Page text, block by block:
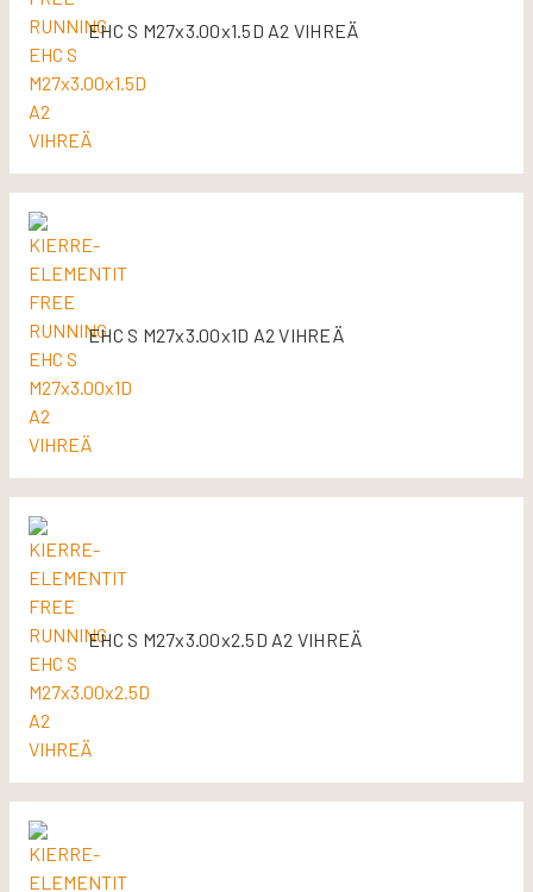
EHC S M27x3.00x1.5D A2 VIHREÄ
EHC S M27x3.00x1D A2 VIHREÄ
EHC S M27x3.00x2.5D A2 VIHREÄ